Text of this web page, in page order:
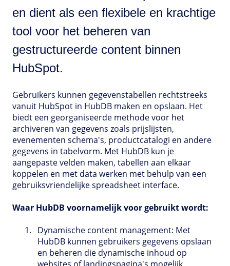
en dient als een flexibele en krachtige
tool voor het beheren van
gestructureerde content binnen
HubSpot.
Gebruikers kunnen gegevenstabellen rechtstreeks
vanuit HubSpot in HubDB maken en opslaan. Het
biedt een georganiseerde methode voor het
archiveren van gegevens zoals prijslijsten,
evenementen schema's, productcatalogi en andere
gegevens in tabelvorm. Met HubDB kun je
aangepaste velden maken, tabellen aan elkaar
koppelen en met data werken met behulp van een
gebruiksvriendelijke spreadsheet interface.
Waar HubDB voornamelijk voor gebruikt wordt:
Dynamische content management: Met
HubDB kunnen gebruikers gegevens opslaan
en beheren die dynamische inhoud op